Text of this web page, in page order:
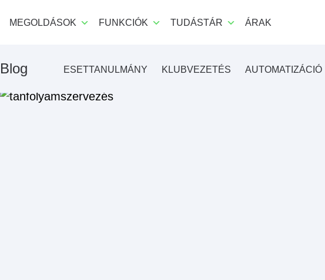
MEGOLDÁSOK FUNKCIÓK TUDÁSTÁR ÁRAK
Blog ESETTANULMÁNY KLUBVEZETÉS AUTOMATIZÁCIÓ